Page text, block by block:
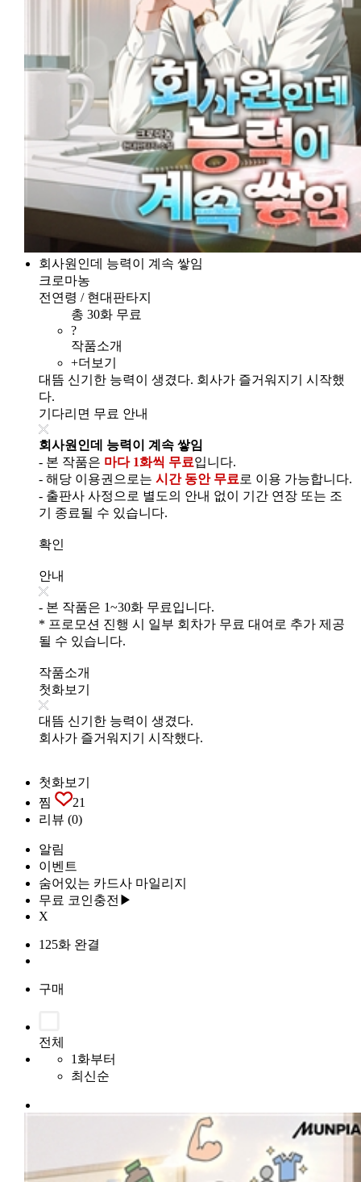
회사원인데 능력이 계속 쌓임
크로마농
전연령 / 현대판타지
총 30화 무료
?
작품소개
+더보기
대뜸 신기한 능력이 생겼다. 회사가 즐거워지기 시작했
다.
기다리면 무료 안내
회사원인데 능력이 계속 쌓임
- 본 작품은 마다 1화씩 무료입니다.
- 해당 이용권으로는 시간 동안 무료 로 이용 가능합니다.
- 출판사 사정으로 별도의 안내 없이 기간 연장 또는 조
기 종료될 수 있습니다.
확인
안내
- 본 작품은 1~30화 무료입니다.
* 프로모션 진행 시 일부 회차가 무료 대여로 추가 제공
될 수 있습니다.
작품소개
첫화보기
대뜸 신기한 능력이 생겼다.
회사가 즐거워지기 시작했다.
첫화보기
찜
21
리뷰 (0)
알림
이벤트
숨어있는 카드사 마일리지
무료 코인충전▶
X
125화 완결
구매
전체
1화부터
최신순